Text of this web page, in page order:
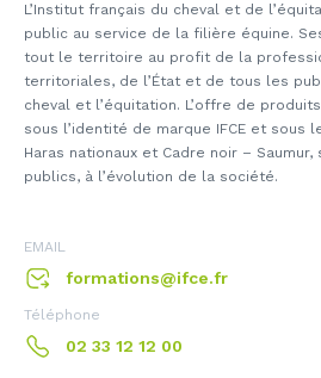
L’Institut français du cheval et de
public au service de la filière équine.
tout le territoire au profit de la
territoriales, de l’État et de tous les
cheval et l’équitation. L’offre de
sous l’identité de marque IFCE et sous
Haras nationaux et Cadre noir –
publics, à l’évolution de la société.
EMAIL
formations@ifce.fr
Téléphone
02 33 12 12 00